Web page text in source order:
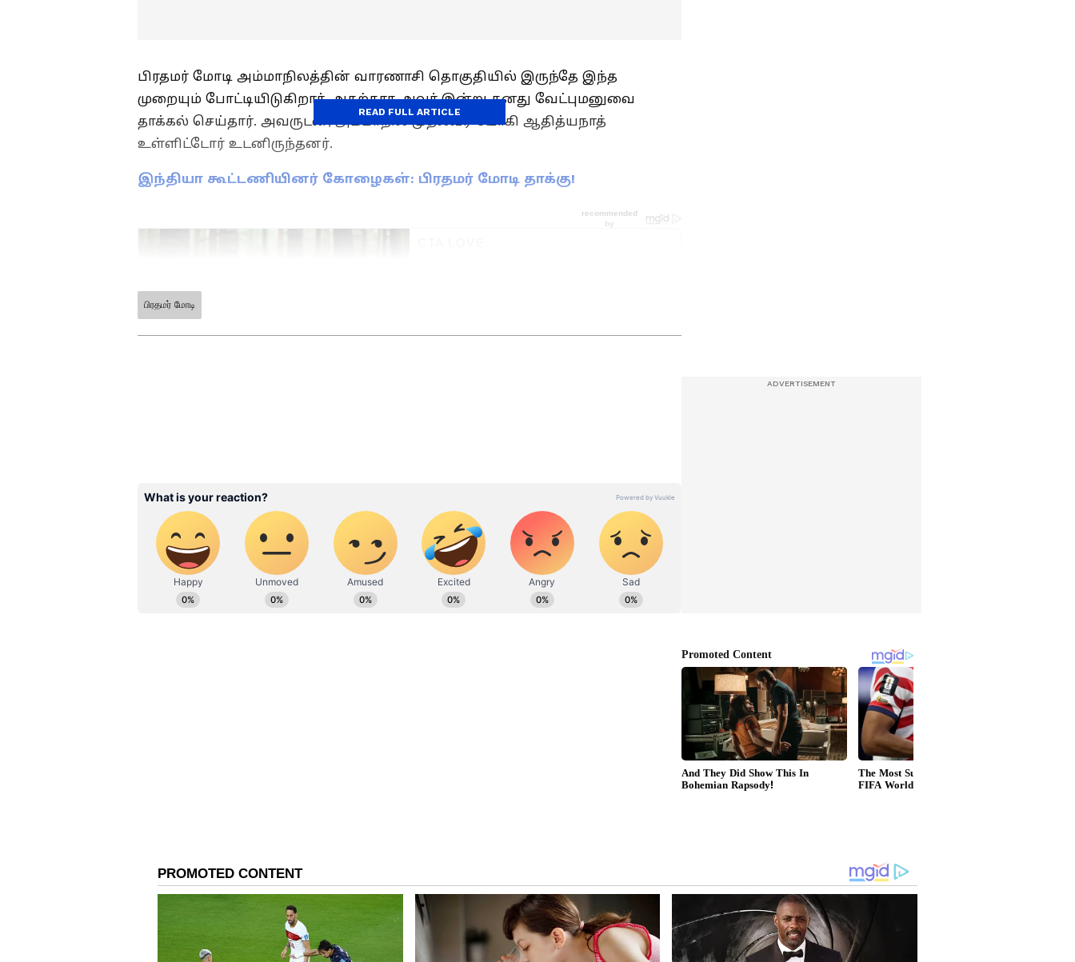
பிரதமர் மோடி அம்மாநிலத்தின் வாரணாசி தொகுதியில் இருந்தே இந்த
முறையும் போட்டியிடுகிறார். அதற்காக அவர் இன்று தனது வேட்புமனுவை
தாக்கல் செய்தார். அவருடன், அம்மாநில முதல்வர் யோகி ஆதித்யநாத்
உள்ளிட்டோர் உடனிருந்தனர்.
இந்தியா கூட்டணியினர் கோழைகள்: பிரதமர் மோடி தாக்கு!
இந்த நிலையில் பிரதமர் மோடி இதுகுறித்து தனது எக்ஸ் பக்கத்தில்
பதிவிட்டுள்ளார். அவரின் பதிவில் “ வாரணாசி மக்களவைத் தொகுதிக்கான
வேட்பாளராக நான் வேட்புமனு தாக்கல் செய்தேன். இந்த வரலாற்று சிறப்பு மிக்க
இடத்தின் மக்களுக்கு சேவை செய்வது பெருமையாக உள்ளது. மக்களின்
வேட்புமனுத் தாக்கல் செய்த பிரதமர் மோடி: விழாக்கோலம் பூண்ட
வாரணாசி!
READ FULL ARTICLE
ABOUT THE AUTHOR
Ramya s
பிரதமர் மோடி